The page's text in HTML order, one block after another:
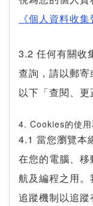
《個人資料收集
3.2 任何有關收
查詢，請以郵
以下「查閱、更
4. Cookies的使用
4.1 當您瀏覽本
在您的電腦、
航及編程之用
追蹤機制以追